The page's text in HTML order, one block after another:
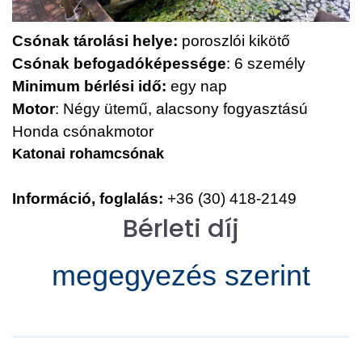
Csónak tárolási helye: poroszlói kikötő
Csónak befogadóképessége: 6 személy
Minimum bérlési idő: egy nap
Motor: Négy ütemű, alacsony fogyasztású
Honda csónakmotor
Katonai rohamcsónak
Információ, foglalás: +36 (30) 418-2149
Bérleti díj
megegyezés szerint